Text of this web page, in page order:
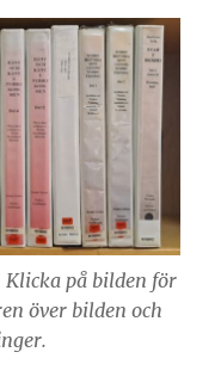
på bilden för
över bilden och